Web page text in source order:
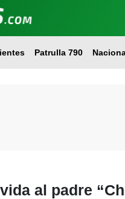
Patrulla 790
al padre